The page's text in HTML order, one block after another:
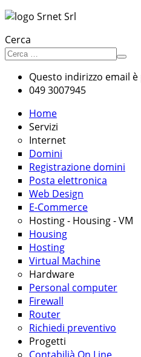
Cerca
Questo indirizzo email
049 3007945
Home
Servizi
Internet
Domini
Registrazione domini
Posta elettronica
Web Design
E-Commerce
Hosting - Housing - VM
Housing
Hosting
Virtual Machine
Hardware
Personal computer
Firewall
Router
Richiedi preventivo
Progetti